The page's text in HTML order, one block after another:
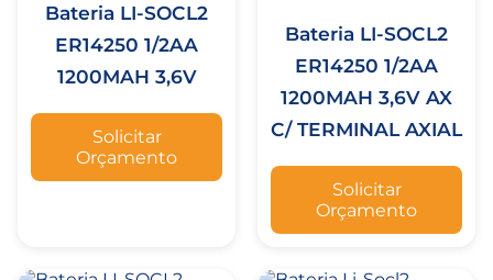
Bateria LI-SOCL2
ER14250 1/2AA
1200MAH 3,6V
Solicitar
Orçamento
Bateria LI-SOCL2
ER14250 1/2AA
1200MAH 3,6V AX
C/ TERMINAL AXIAL
Solicitar
Orçamento